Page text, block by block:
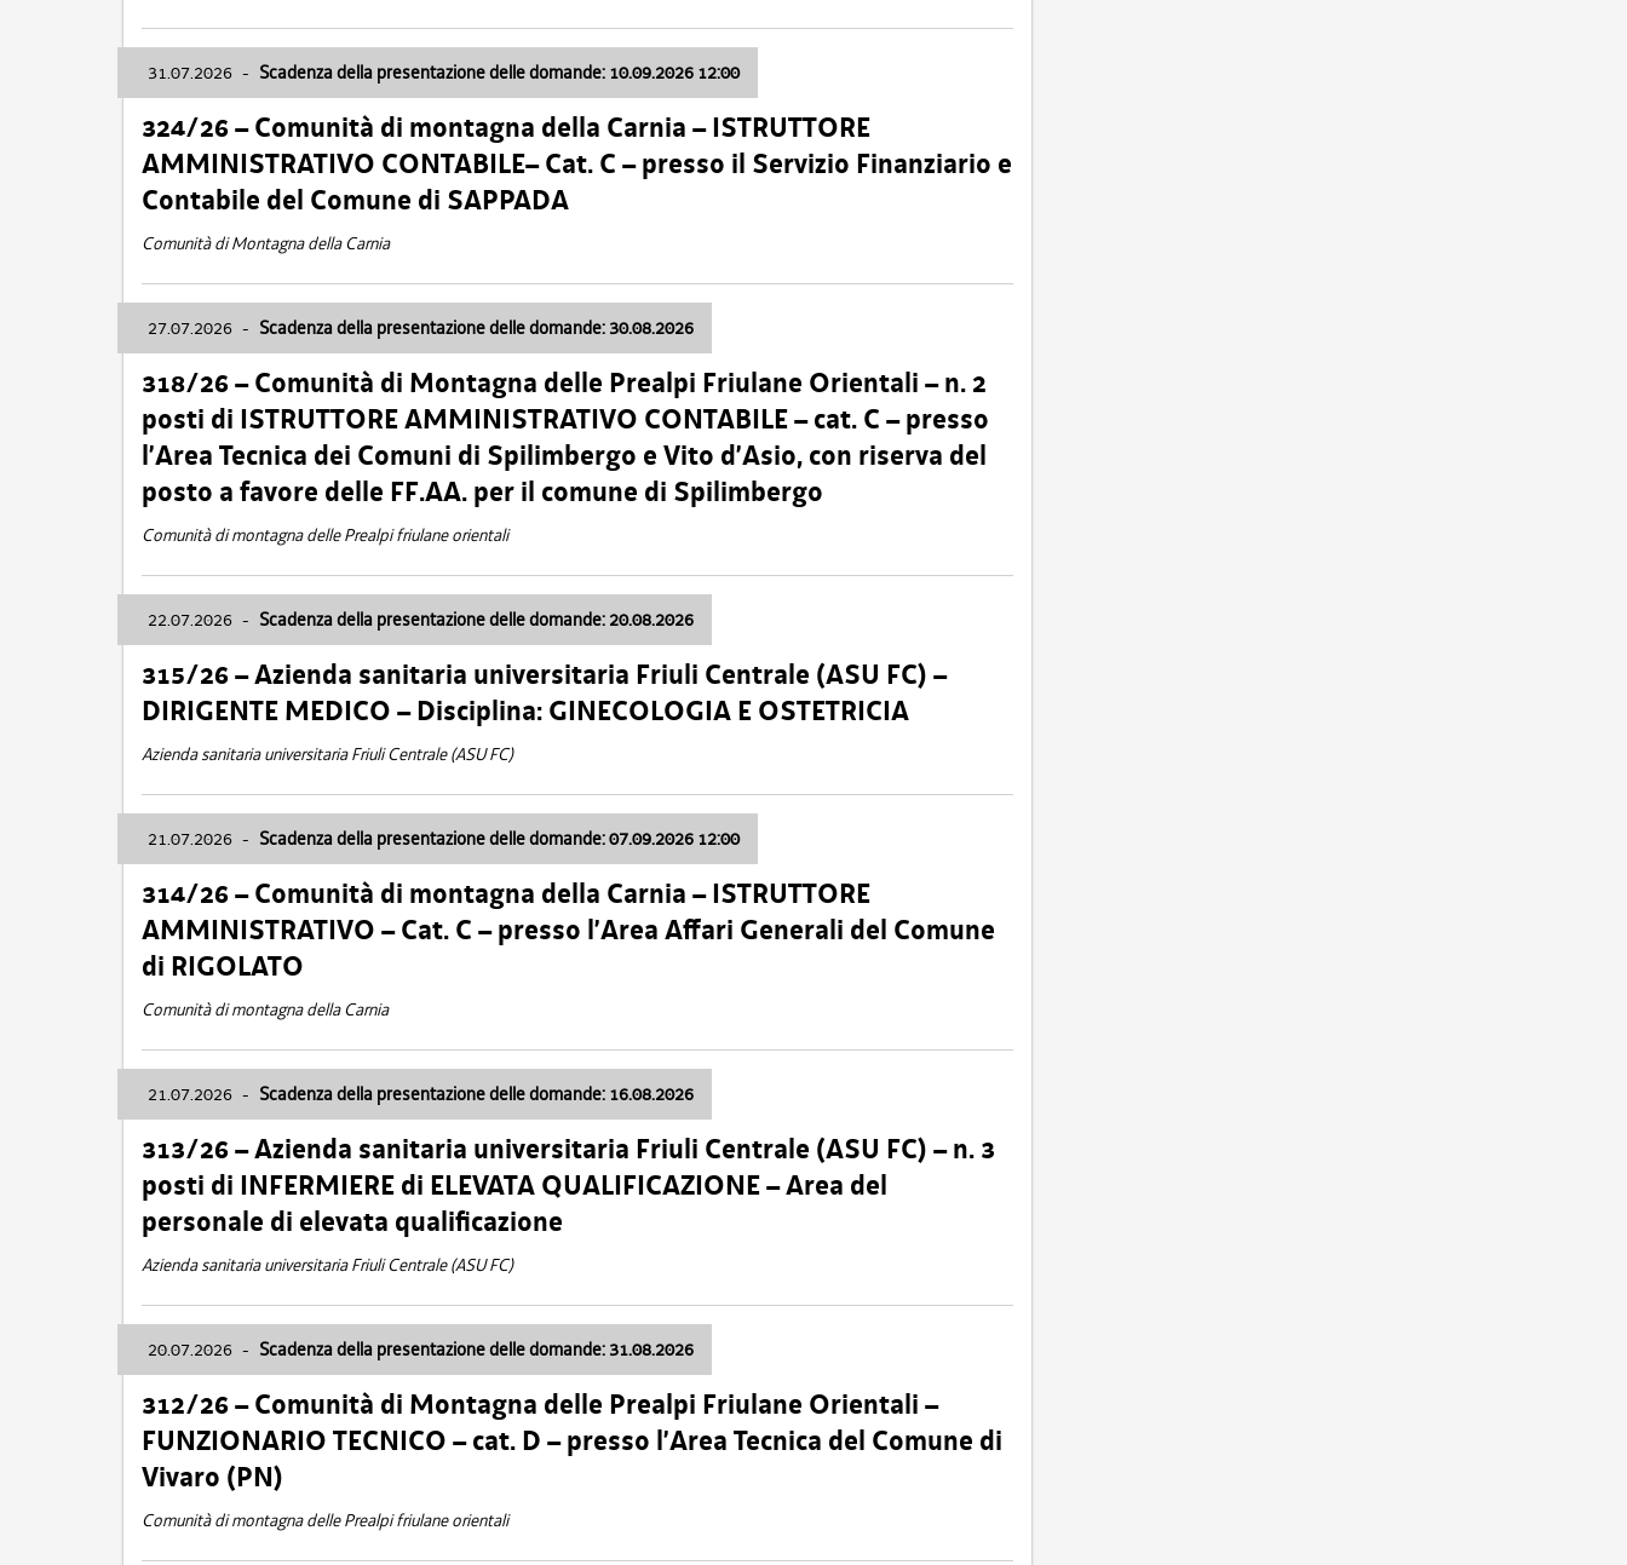
31.07.2026 - Scadenza della presentazione delle domande: 10.09.2026 12:00
324/26 – Comunità di montagna della Carnia – ISTRUTTORE
AMMINISTRATIVO CONTABILE– Cat. C – presso il Servizio Finanziario e
Contabile del Comune di SAPPADA
Comunità di Montagna della Carnia
27.07.2026 - Scadenza della presentazione delle domande: 30.08.2026
318/26 – Comunità di Montagna delle Prealpi Friulane Orientali – n. 2
posti di ISTRUTTORE AMMINISTRATIVO CONTABILE – cat. C – presso
l’Area Tecnica dei Comuni di Spilimbergo e Vito d’Asio, con riserva del
posto a favore delle FF.AA. per il comune di Spilimbergo
Comunità di montagna delle Prealpi friulane orientali
22.07.2026 - Scadenza della presentazione delle domande: 20.08.2026
315/26 – Azienda sanitaria universitaria Friuli Centrale (ASU FC) –
DIRIGENTE MEDICO – Disciplina: GINECOLOGIA E OSTETRICIA
Azienda sanitaria universitaria Friuli Centrale (ASU FC)
21.07.2026 - Scadenza della presentazione delle domande: 07.09.2026 12:00
314/26 – Comunità di montagna della Carnia – ISTRUTTORE
AMMINISTRATIVO – Cat. C – presso l’Area Affari Generali del Comune
di RIGOLATO
Comunità di montagna della Carnia
21.07.2026 - Scadenza della presentazione delle domande: 16.08.2026
313/26 – Azienda sanitaria universitaria Friuli Centrale (ASU FC) – n. 3
posti di INFERMIERE di ELEVATA QUALIFICAZIONE – Area del
personale di elevata qualificazione
Azienda sanitaria universitaria Friuli Centrale (ASU FC)
20.07.2026 - Scadenza della presentazione delle domande: 31.08.2026
312/26 – Comunità di Montagna delle Prealpi Friulane Orientali –
FUNZIONARIO TECNICO – cat. D – presso l’Area Tecnica del Comune di
Vivaro (PN)
Comunità di montagna delle Prealpi friulane orientali